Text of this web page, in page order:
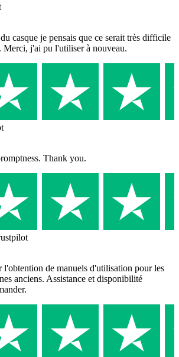
casque je pensais que ce serait très difficile
Merci, j'ai pu l'utiliser à nouveau.
Thank you.
l'obtention de manuels d'utilisation pour les
anciens. Assistance et disponibilité